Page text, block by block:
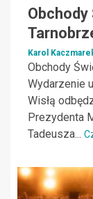
Karol
Obchody
Wydarzenie
Wisłą
Prezydenta
Tadeusza...